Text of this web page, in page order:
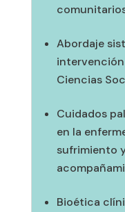
Abordaje
Ciencias
Cuidados
en la
sufrimiento
Bioética